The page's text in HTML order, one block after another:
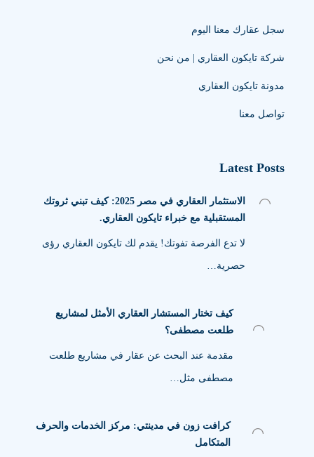
سجل عقارك معنا اليوم
شركة تايكون العقاري | من نحن
مدونة تايكون العقاري
تواصل معنا
Latest Posts
الاستثمار العقاري في مصر 2025: كيف تبني ثروتك
المستقبلية مع خبراء تايكون العقاري.
لا تدع الفرصة تفوتك! يقدم لك تايكون العقاري رؤى
حصرية…
كيف تختار المستشار العقاري الأمثل لمشاريع
طلعت مصطفى؟
مقدمة عند البحث عن عقار في مشاريع طلعت
مصطفى مثل…
كرافت زون في مدينتي: مركز الخدمات والحرف
المتكامل